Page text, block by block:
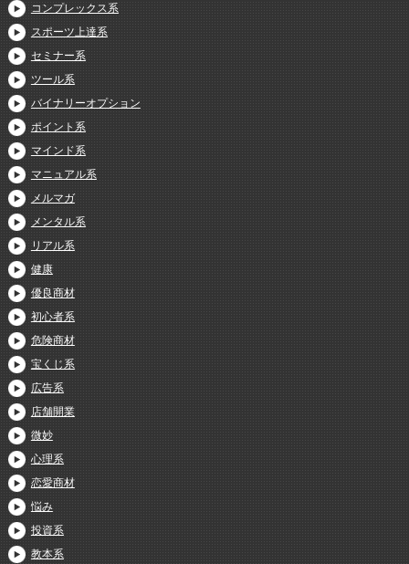
コンプレックス系
スポーツ上達系
セミナー系
ツール系
バイナリーオプション
ポイント系
マインド系
マニュアル系
メルマガ
メンタル系
リアル系
健康
優良商材
初心者系
危険商材
宝くじ系
広告系
店舗開業
微妙
心理系
恋愛商材
悩み
投資系
教本系